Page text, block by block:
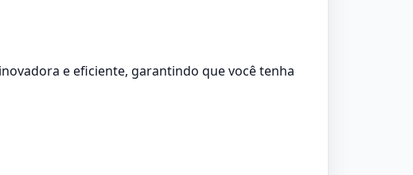
e eficiente, garantindo que você tenha